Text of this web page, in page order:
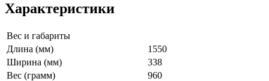
Характеристики
Вес и габариты
Длина (мм)
1550
Ширина (мм)
338
Вес (грамм)
960